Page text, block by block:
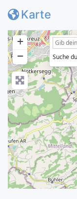
Karte
+
−
Suche